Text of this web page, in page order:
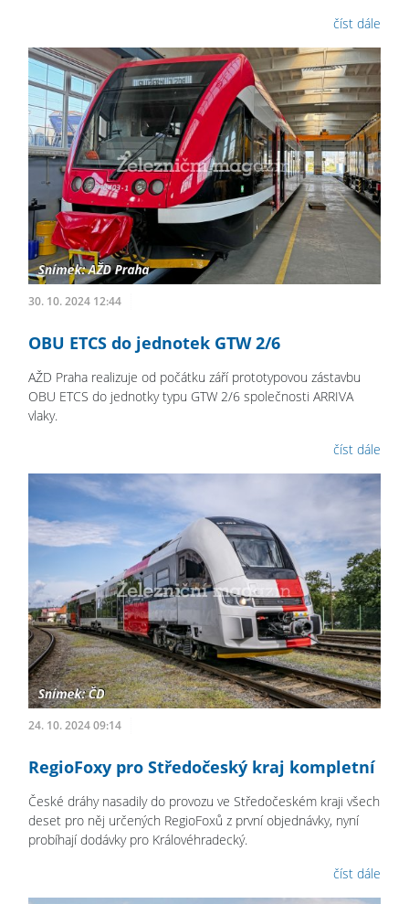
číst dále
30. 10. 2024 12:44
OBU ETCS do jednotek GTW 2/6
AŽD Praha realizuje od počátku září prototypovou zástavbu
OBU ETCS do jednotky typu GTW 2/6 společnosti ARRIVA
vlaky.
číst dále
24. 10. 2024 09:14
RegioFoxy pro Středočeský kraj kompletní
České dráhy nasadily do provozu ve Středočeském kraji všech
deset pro něj určených RegioFoxů z první objednávky, nyní
probíhají dodávky pro Královéhradecký.
číst dále